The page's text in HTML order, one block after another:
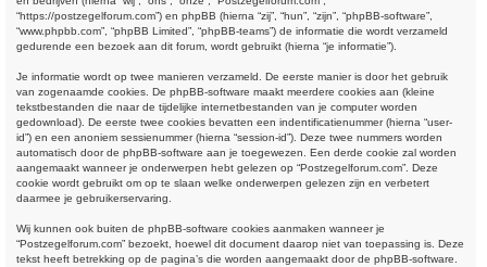
“https://postzegelforum.com”) en phpBB (hierna “zij”, “hun”, “zijn”, “phpBB-software”,
“www.phpbb.com”, “phpBB Limited”, “phpBB-teams”) de informatie die wordt verzameld
gedurende een bezoek aan dit forum, wordt gebruikt (hierna “je informatie”).
Je informatie wordt op twee manieren verzameld. De eerste manier is door het gebruik
van zogenaamde cookies. De phpBB-software maakt meerdere cookies aan (kleine
tekstbestanden die naar de tijdelijke internetbestanden van je computer worden
gedownload). De eerste twee cookies bevatten een indentificatienummer (hierna “user-
id”) en een anoniem sessienummer (hierna “session-id”). Deze twee nummers worden
automatisch door de phpBB-software aan je toegewezen. Een derde cookie zal worden
aangemaakt wanneer je onderwerpen hebt gelezen op “Postzegelforum.com”. Deze
cookie wordt gebruikt om op te slaan welke onderwerpen gelezen zijn en verbetert
daarmee je gebruikerservaring.
Wij kunnen ook buiten de phpBB-software cookies aanmaken wanneer je
“Postzegelforum.com” bezoekt, hoewel dit document daarop niet van toepassing is. Deze
tekst heeft betrekking op de pagina’s die worden aangemaakt door de phpBB-software.